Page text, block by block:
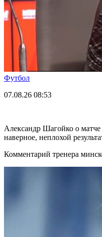
Футбол
07.08.26 08:53
Александр Шагойко о
наверное, неплохой
Комментарий тренера